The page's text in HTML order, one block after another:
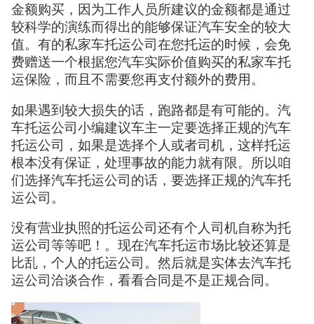
金额购买，因为工作人员所建议的金额都是通过
较科学的演练而得出的能够保证汽车安全的较大
值。有的私家车托运公司在您托运的时候，会免
费赠送一个根据您汽车实际价值购买的私家车托
运保险，而且不需要您再支付额外的费用。
如果遇到较大损失的话，跑路都是有可能的。汽
车托运公司小编建议车主一定要选择正规的汽车
托运公司，如果是选择个人或者司机，这样托运
根本没有保证，处理事故的能力就有限。所以咱
们选择汽车托运公司的话，要选择正规的汽车托
运公司。
没有营业执照的托运公司还有个人司机自称为托
运公司等等吧！。现在汽车托运市场比较还算是
比乱，个人的托运公司。然后就是实体去汽车托
运公司洽谈合作，看看合同是不是正规合同。